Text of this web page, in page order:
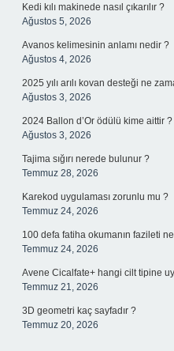
Kedi kılı makinede nasıl çıkarılır ?
Ağustos 5, 2026
Avanos kelimesinin anlamı nedir ?
Ağustos 4, 2026
2025 yılı arılı kovan desteği ne
Ağustos 3, 2026
2024 Ballon d’Or ödülü kime aittir ?
Ağustos 3, 2026
Tajima sığırı nerede bulunur ?
Temmuz 28, 2026
Karekod uygulaması zorunlu mu ?
Temmuz 24, 2026
100 defa fatiha okumanın fazileti
Temmuz 24, 2026
Avene Cicalfate+ hangi cilt tipine
Temmuz 21, 2026
3D geometri kaç sayfadır ?
Temmuz 20, 2026